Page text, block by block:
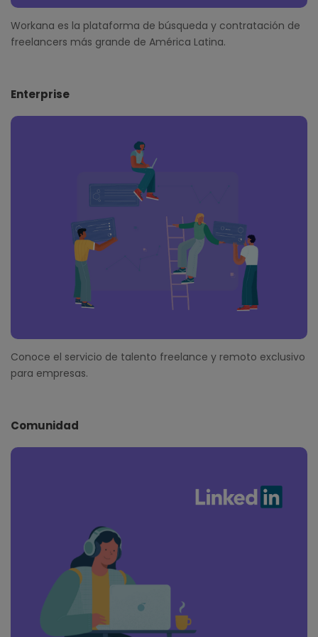
Workana es la plataforma de búsqueda y contratación de
freelancers más grande de América Latina.
Enterprise
Conoce el servicio de talento freelance y remoto exclusivo
para empresas.
Comunidad